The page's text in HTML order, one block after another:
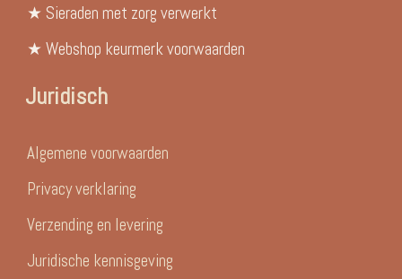
★ Sieraden met zorg verwerkt
★ Webshop keurmerk voorwaarden
Juridisch
Algemene voorwaarden
Privacy verklaring
Verzending en levering
Juridische kennisgeving